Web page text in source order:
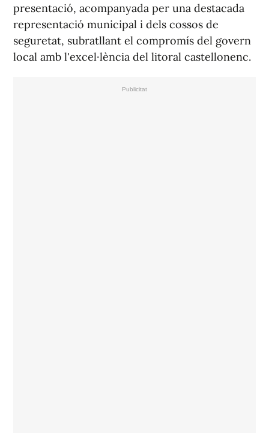
presentació, acompanyada per una destacada
representació municipal i dels cossos de
seguretat, subratllant el compromís del govern
local amb l'excel·lència del litoral castellonenc.